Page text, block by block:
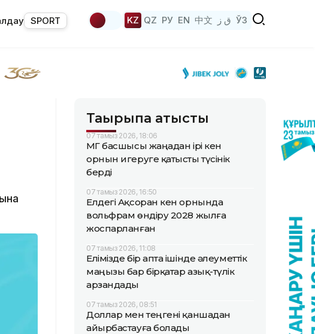
SPORT KZ QZ РУ EN 中文 ق ز ЎЗ
Тақырыпқа қатысты
07 тамыз 2026, 18:06
ҚМГ басшысы жаңадан ірі кен
орнын игеруге қатысты түсінік
берді
07 тамыз 2026, 16:50
Елдегі Ақсоран кен орнында
вольфрам өндіру 2028 жылға
жоспарланған
07 тамыз 2026, 11:08
Елімізде бір апта ішінде әлеуметтік
маңызы бар бірқатар азық-түлік
арзандады
07 тамыз 2026, 08:51
Доллар мен теңгені қаншадан
айырбастауға болады